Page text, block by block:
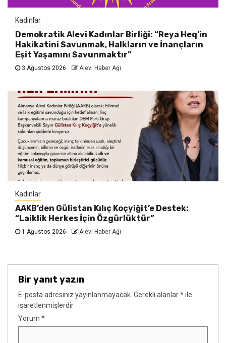
Kadınlar
Demokratik Alevi Kadınlar Birliği: “Reya Heq’in
Hakikatini Savunmak, Halkların ve İnançların
Eşit Yaşamını Savunmaktır”
3 Ağustos 2026 Alevi Haber Ağı
Kadınlar
AAKB’den Gülistan Kılıç Koçyiğit’e Destek:
“Laiklik Herkes İçin Özgürlüktür”
1 Ağustos 2026 Alevi Haber Ağı
Bir yanıt yazın
E-posta adresiniz yayınlanmayacak. Gerekli alanlar*ile
işaretlenmişlerdir
Yorum *